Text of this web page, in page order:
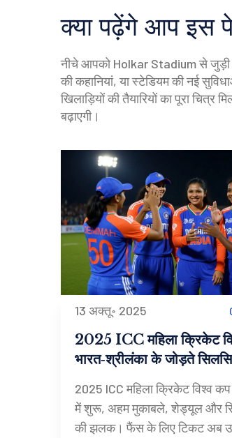
क्या पढ़ेंगे आप इस
नीचे आपको Holkar Stadium से जुड़ी
की कहानियां, या स्टेडियम की नई
खिलाड़ियों की तैयारियों का पूरा
बढ़ाएगी।
13 अक्तू॰ 2025
2025 ICC महिला क्रिकेट
भारत‑श्रीलंका के जोड़ते
2025 ICC महिला क्रिकेट विश्व
में शुरू, अहम मुकाबले, शेड्यूल और
की झलक। फैंस के लिए टिकट अब